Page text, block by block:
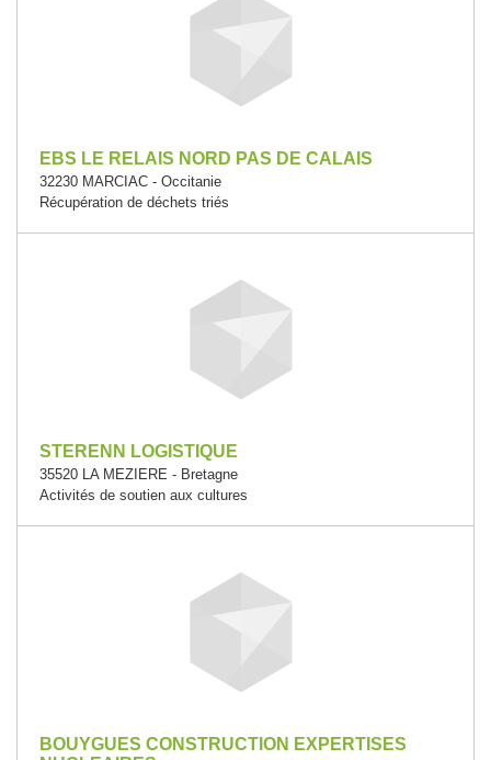
EBS LE RELAIS NORD PAS DE CALAIS
32230 MARCIAC - Occitanie
Récupération de déchets triés
STERENN LOGISTIQUE
35520 LA MEZIERE - Bretagne
Activités de soutien aux cultures
BOUYGUES CONSTRUCTION EXPERTISES